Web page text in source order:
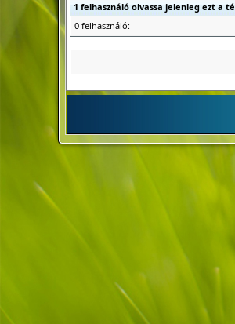
1 felhasználó olvassa jelenleg ezt a
0 felhasználó: